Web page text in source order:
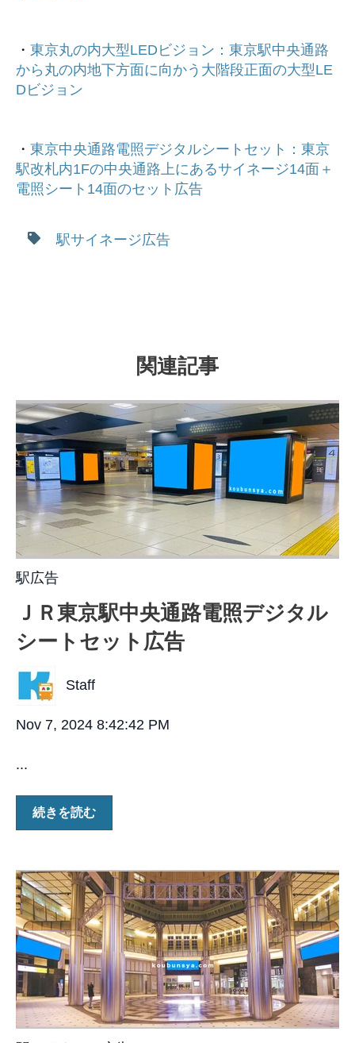
・ 東京丸の内大型LEDビジョン：東京駅中央通路
から丸の内地下方面に向かう大階段正面の大型LE
Dビジョン
・ 東京中央通路電照デジタルシートセット：東京
駅改札内1Fの中央通路上にあるサイネージ14面＋
電照シート14面のセット広告
駅サイネージ広告
関連記事
駅広告
ＪＲ東京駅中央通路電照デジタル
シートセット広告
Staff
Nov 7, 2024 8:42:42 PM
...
続きを読む